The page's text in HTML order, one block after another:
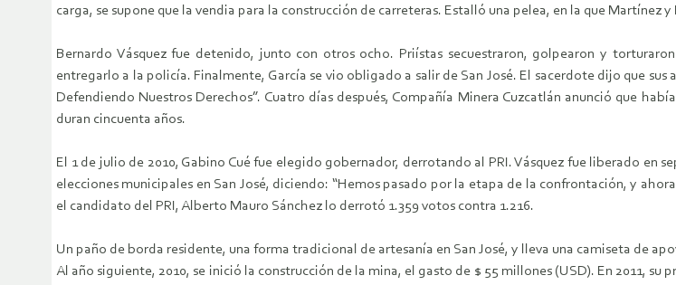
carga, se supone que la vendia para la construcción de carreteras. Estalló una pelea, en la que Martínez
Bernardo Vásquez fue detenido, junto con otros ocho. Priístas secuestraron, golpearon y
entregarlo a la policía. Finalmente, García se vio obligado a salir de San José. El sacerdote dijo que
Defendiendo Nuestros Derechos”. Cuatro días después, Compañía Minera Cuzcatlán anunció que
duran cincuenta años.
El 1 de julio de 2010, Gabino Cué fue elegido gobernador, derrotando al PRI. Vásquez fue liberado en
elecciones municipales en San José, diciendo: “Hemos pasado por la etapa de la confrontación, y
el candidato del PRI, Alberto Mauro Sánchez lo derrotó 1.359 votos contra 1.216.
Un paño de borda residente, una forma tradicional de artesanía en San José, y lleva una camiseta de
Al año siguiente, 2010, se inició la construcción de la mina, el gasto de $ 55 millones (USD). En 2011,